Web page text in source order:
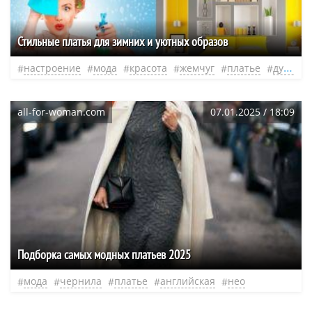
Стильные платья для зимних и уютных образов
настроение мода красота жемчуг платье душа
all-for-woman.com 07.01.2025 / 18:09
Подборка самых модных платьев 2025
мода чернила платье английская нео